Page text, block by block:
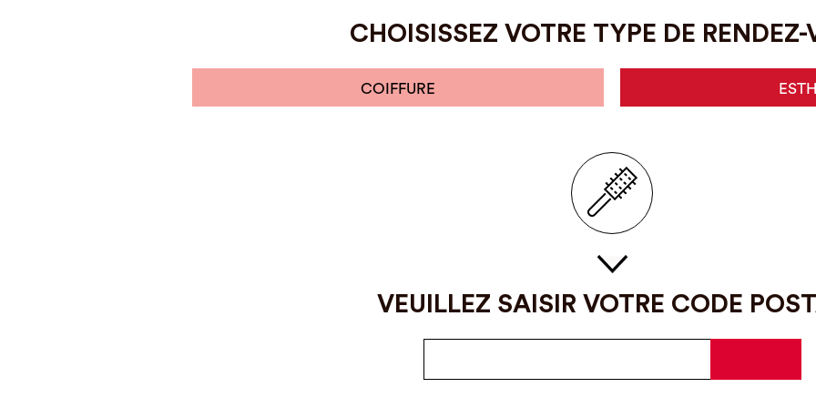
CHOISISSEZ VOTRE TYPE DE RENDEZ-
COIFFURE
VEUILLEZ SAISIR VOTRE CODE